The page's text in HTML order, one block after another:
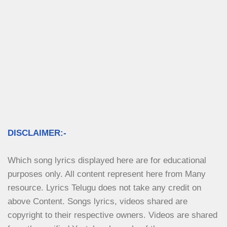
DISCLAIMER:-
Which song lyrics displayed here are for educational
purposes only. All content represent here from Many
resource. Lyrics Telugu does not take any credit on
above Content. Songs lyrics, videos shared are
copyright to their respective owners. Videos are shared